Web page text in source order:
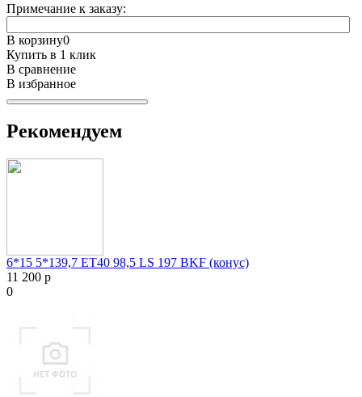
Примечание к заказу:
В корзину0
Купить в 1 клик
В сравнение
В избранное
Рекомендуем
6*15 5*139,7 ET40 98,5 LS 197 BKF (конус)
11 200 р
0